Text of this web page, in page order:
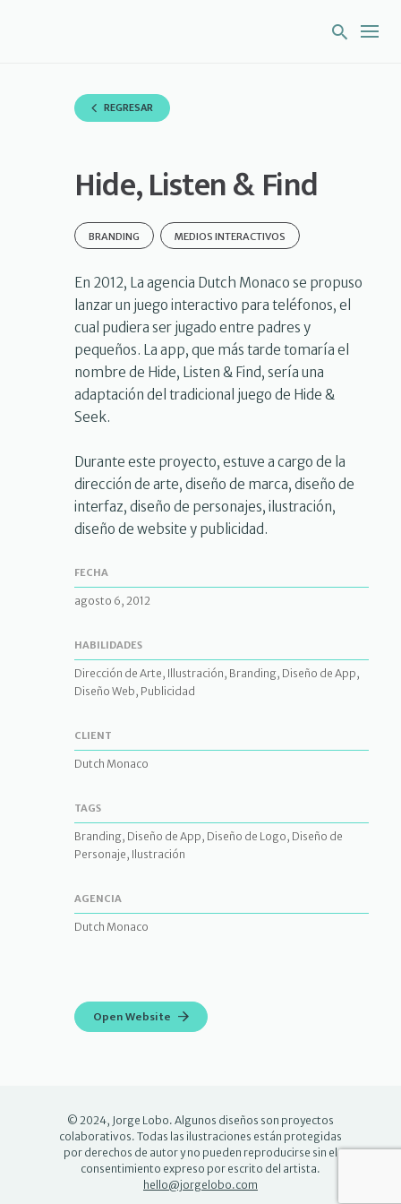
REGRESAR
Hide, Listen & Find
BRANDING MEDIOS INTERACTIVOS
En 2012, La agencia Dutch Monaco se propuso
lanzar un juego interactivo para teléfonos, el
cual pudiera ser jugado entre padres y
pequeños. La app, que más tarde tomaría el
nombre de Hide, Listen & Find, sería una
adaptación del tradicional juego de Hide &
Seek.
Durante este proyecto, estuve a cargo de la
dirección de arte, diseño de marca, diseño de
interfaz, diseño de personajes, ilustración,
diseño de website y publicidad.
FECHA
agosto 6, 2012
HABILIDADES
Dirección de Arte, Illustración, Branding, Diseño de App,
Diseño Web, Publicidad
CLIENT
Dutch Monaco
TAGS
Branding, Diseño de App, Diseño de Logo, Diseño de
Personaje, Ilustración
AGENCIA
Dutch Monaco
Open Website
© 2024, Jorge Lobo. Algunos diseños son proyectos
colaborativos. Todas las ilustraciones están protegidas
por derechos de autor y no pueden reproducirse sin el
consentimiento expreso por escrito del artista.
hello@jorgelobo.com